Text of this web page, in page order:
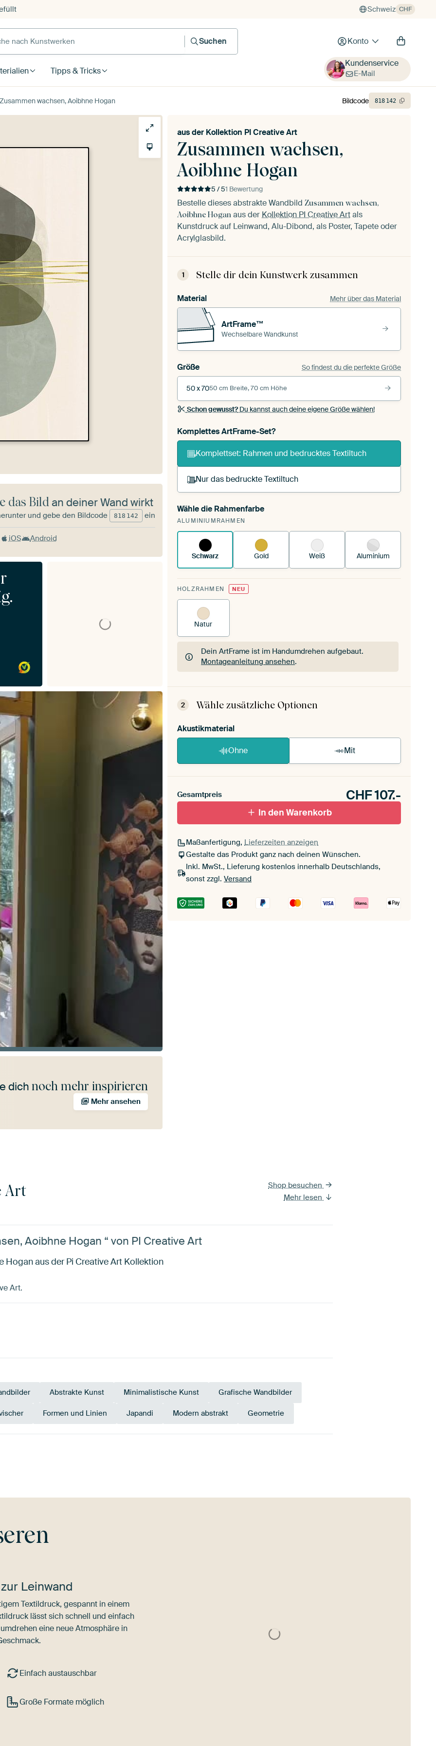
Schweiz CHF
nach Kunstwerken
Suchen
Konto
Tipps & Tricks
Kundenservice
E-Mail
Zusammen wachsen, Aoibhne Hogan
Zusammen wachsen,
Aoibhne Hogan
aus der Kollektion PI Creative Art
5 / 51 Bewertung
Bestelle dieses abstrakte Wandbild Zusammen wachsen,
Aoibhne Hogan aus der Kollektion PI Creative Artals
Kunstdruck auf Leinwand, Alu-Dibond, als Poster, Tapete oder
Acrylglasbild.
1 Stelle dir dein Kunstwerk zusammen
Material Mehr über das Material
ArtFrame™
Wechselbare Wandkunst
Größe So findest du die perfekte Größe
50 x 7050 cm Breite, 70 cm Höhe
Schon gewusst?Du kannst auch deine eigene Größe wählen!
Komplettes ArtFrame-Set?
Komplettset: Rahmen und bedrucktes Textiltuch
Nur das bedruckte Textiltuch
Du spannst einen wechselbaren Textiltuch in deinen
vorhandenen ArtFrame™.
Wähle die Rahmenfarbe
ALUMINIUMRAHMEN
Schwarz Gold Weiß Aluminium
HOLZRAHMEN NEU
Natur
Dein ArtFrame ist im Handumdrehen aufgebaut.
Montageanleitung ansehen.
Dein ArtFrame ist im Handumdrehen aufgebaut.
2 Wähle zusätzliche Optionen
Akustikmaterial
Ohne Mit
Gesamtpreis CHF107.-
In den Warenkorb
Maßanfertigung, Lieferzeiten anzeigen
Gestalte das Produkt ganz nach deinen Wünschen.
Inkl. MwSt., Lieferung kostenlos innerhalb Deutschlands,
sonst zzgl. Versand
Bildcode 818 142
das Bildan deiner Wand wirkt
und gebe den Bildcode 818 142 ein
iOS Android
dich noch mehr inspirieren
Mehr ansehen
Art
Shop besuchen
Mehr lesen
Aoibhne Hogan “ von PI Creative Art
Hogan aus der Pi Creative Art Kollektion
Art.
Abstrakte Kunst Minimalistische Kunst Grafische Wandbilder
Formen und Linien Japandi Modern abstrakt Geometrie
Leinwand
Textildruck, gespannt in einem
lässt sich schnell und einfach
eine neue Atmosphäre in
Einfach austauschbar
Große Formate möglich